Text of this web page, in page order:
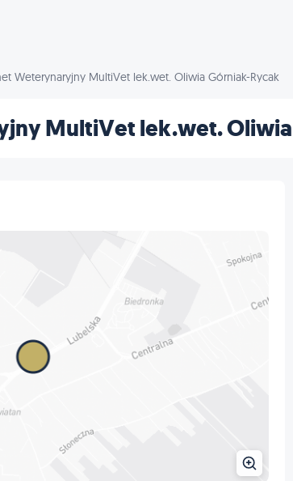
Weterynaryjny MultiVet lek.wet. Oliwia Górniak-Rycak
MultiVet lek.wet.